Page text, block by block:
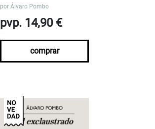
por Álvaro Pombo
pvp. 14,90 €
comprar